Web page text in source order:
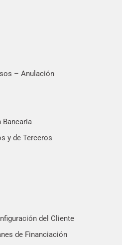
– Anulación
Bancaria
y de Terceros
del Cliente
de Financiación